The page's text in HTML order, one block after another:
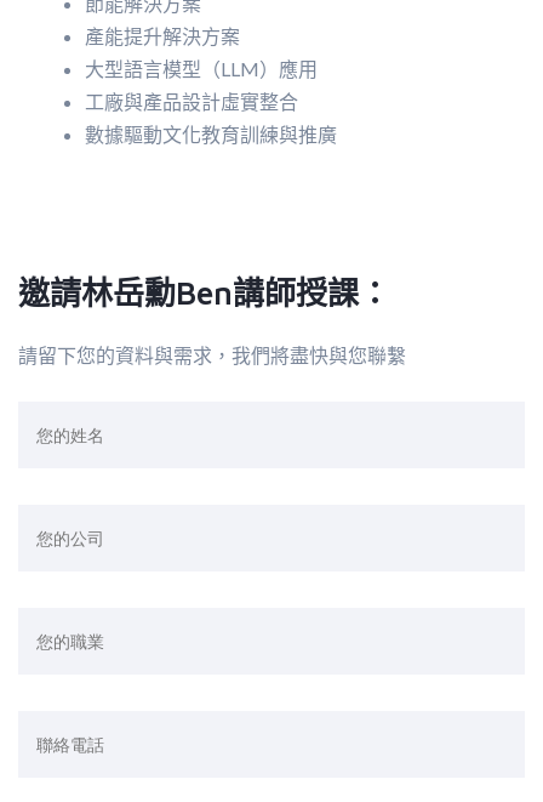
產能提升解決方案
大型語言模型（LLM）應用
工廠與產品設計虛實整合
數據驅動文化教育訓練與推廣
邀請林岳勳Ben講師授課：
請留下您的資料與需求，我們將盡快與您聯繫